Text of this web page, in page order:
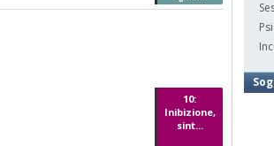
10:
Inibizione,
sint...